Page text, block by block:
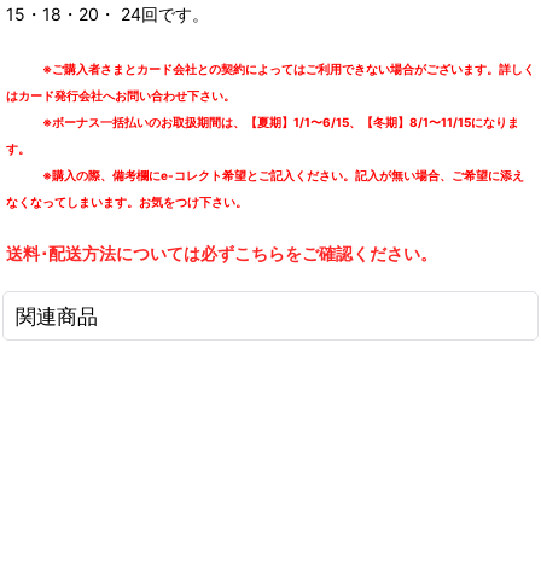
15・18・20・ 24回です。
※ご購入者さまとカード会社との契約によってはご利用できない場合がございます。詳しく
はカード発行会社へお問い合わせ下さい。
※ボーナス一括払いのお取扱期間は、【夏期】1/1〜6/15、【冬期】8/1〜11/15になりま
す。
※購入の際、備考欄にe-コレクト希望とご記入ください。記入が無い場合、ご希望に添え
なくなってしまいます。お気をつけ下さい。
送料･配送方法については必ずこちらをご確認ください。
関連商品